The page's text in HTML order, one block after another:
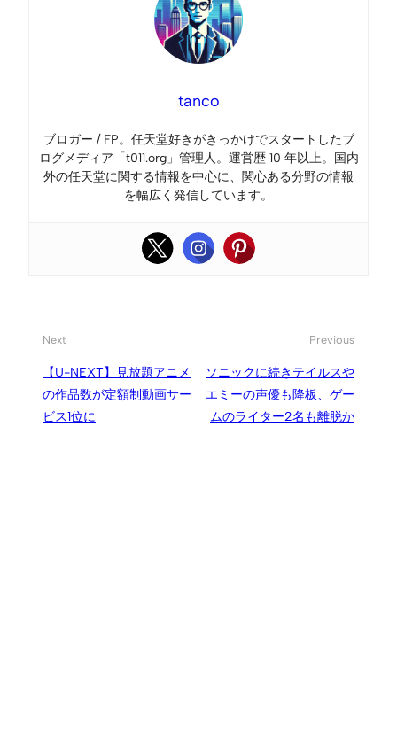
tanco
ブロガー / FP。任天堂好きがきっかけでスタートしたブ
ログメディア「t011.org」管理人。運営歴 10 年以上。国内
外の任天堂に関する情報を中心に、関心ある分野の情報
を幅広く発信しています。
Next
【U-NEXT】見放題アニメ
の作品数が定額制動画サー
ビス1位に
Previous
ソニックに続きテイルスや
エミーの声優も降板、ゲー
ムのライター2名も離脱か